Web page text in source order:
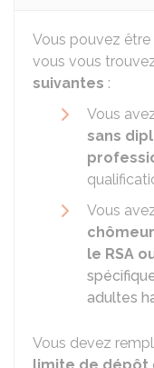
Vous pouvez être
vous vous
suivantes :
Vous
sans
Vous
le RSA
adultes
Vous devez